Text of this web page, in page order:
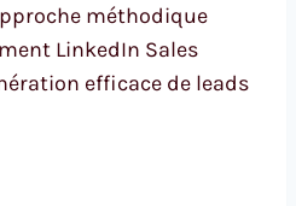
méthodique
LinkedIn Sales
efficace de leads